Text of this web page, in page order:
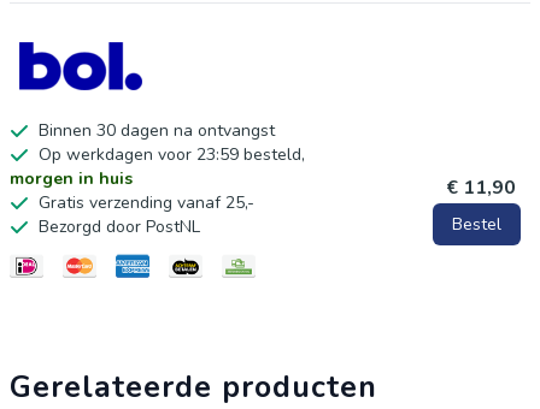
Binnen 30 dagen na ontvangst
Op werkdagen voor 23:59 besteld,
morgen in huis
Gratis verzending vanaf 25,-
Bezorgd door PostNL
€ 11,90
Bestel
Gerelateerde producten